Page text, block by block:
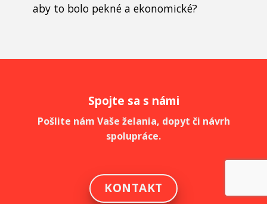
aby to bolo pekné a ekonomické?
Spojte sa s námi
Pošlite nám Vaše želania, dopyt či návrh
spolupráce.
KONTAKT